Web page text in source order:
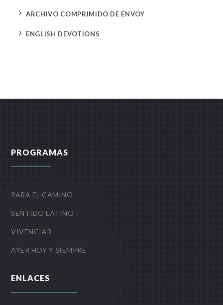
5 ARCHIVO COMPRIMIDO DE ENVOY
5 ENGLISH DEVOTIONS
PROGRAMAS
PARA EL CAMINO
SENTIDO LATINO
VIVENCIAR
AYER HOY Y SIEMPRE
ENLACES